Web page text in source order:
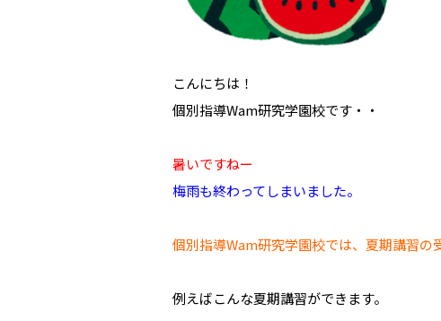
こんにちは！
個別指導Wam研究学園校です・・
暑いですねー
梅雨も終わってしまいました。
個別指導Wam研究学園校では、夏期講習の
例えばこんな夏期講習ができます。